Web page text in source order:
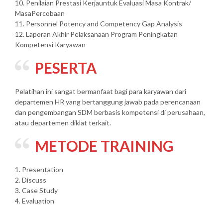
10. Penilaian Prestasi Kerjauntuk Evaluasi Masa Kontrak/
MasaPercobaan
11. Personnel Potency and Competency Gap Analysis
12. Laporan Akhir Pelaksanaan Program Peningkatan
Kompetensi Karyawan
PESERTA
Pelatihan ini sangat bermanfaat bagi para karyawan dari
departemen HR yang bertanggung jawab pada perencanaan
dan pengembangan SDM berbasis kompetensi di perusahaan,
atau departemen diklat terkait.
METODE TRAINING
1. Presentation
2. Discuss
3. Case Study
4. Evaluation